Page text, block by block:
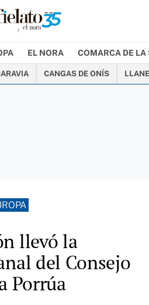
EL NORA COMARCA DE LA
CANGAS DE ONÍS
llevó la
del Consejo
Porrúa